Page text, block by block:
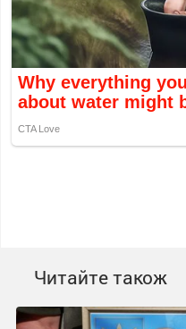
Читайте також